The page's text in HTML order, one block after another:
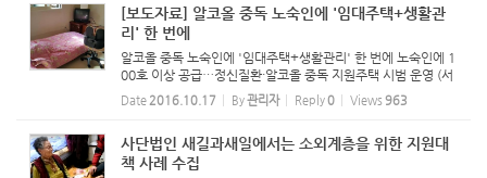
[보도자료] 알코올 중독 노숙인에 '임대주택+생활관
리' 한 번에
알코올 중독 노숙인에 '임대주택+생활관리' 한 번에 노숙인에 1
00호 이상 공급…정신질환·알코올 중독 지원주택 시범 운영 (서
울=연합뉴스) 이태수 기자 = 서울시는 저렴한 보증금과 월세로
최장 20년까지 주택을 임대하는 공공임대를 노...
Date 2016.10.17 By관리자 Reply0 Views 963
사단법인 새길과새일에서는 소외계층을 위한 지원대
책 사례 수집